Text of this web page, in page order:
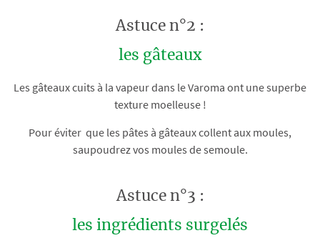
Astuce n°2 :
les gâteaux
Les gâteaux cuits à la vapeur dans le Varoma ont une superbe
texture moelleuse !
Pour éviter que les pâtes à gâteaux collent aux moules,
saupoudrez vos moules de semoule.
Astuce n°3 :
les ingrédients surgelés